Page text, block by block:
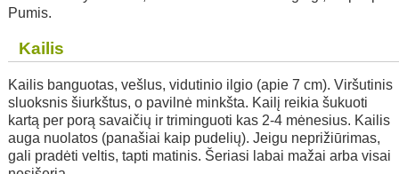
Pumis.
Kailis
Kailis banguotas, vešlus, vidutinio ilgio (apie 7 cm). Viršutinis
sluoksnis šiurkštus, o pavilnė minkšta. Kailį reikia šukuoti
kartą per porą savaičių ir triminguoti kas 2-4 mėnesius. Kailis
auga nuolatos (panašiai kaip pudelių). Jeigu neprižiūrimas,
gali pradėti veltis, tapti matinis. Šeriasi labai mažai arba visai